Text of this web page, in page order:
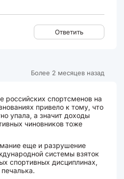
Ответить
Более 2 месяцев назад
российских спортсменов на
привело к тому, что
упала, а значит доходы
чиновников тоже
еще и разрушение
системы взяток
спортивных дисциплинах,